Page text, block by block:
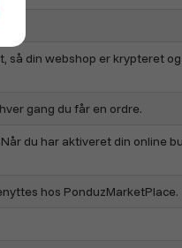
så din webshop er krypteret
gang du får en ordre.
du har aktiveret din online
hos PonduzMarketPlace.